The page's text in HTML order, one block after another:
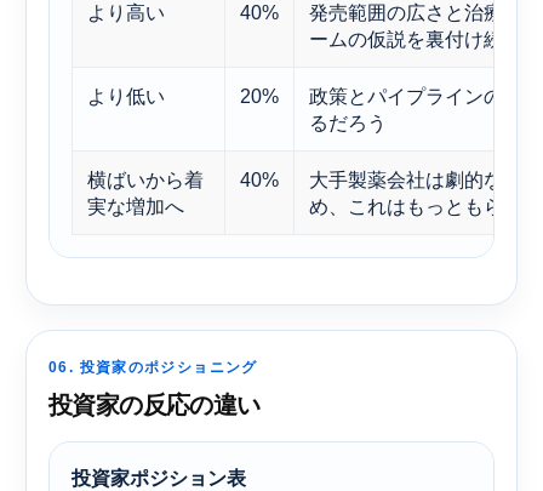
より高い 40%
発売範囲の広さと治療領
ームの仮説を裏付け続け
より低い 20%
政策とパイプラインの両
るだろう
横ばいから着
実な増加へ
40%
大手製薬会社は劇的な再
め、これはもっともらし
06. 投資家のポジショニング
投資家の反応の違い
投資家ポジション表